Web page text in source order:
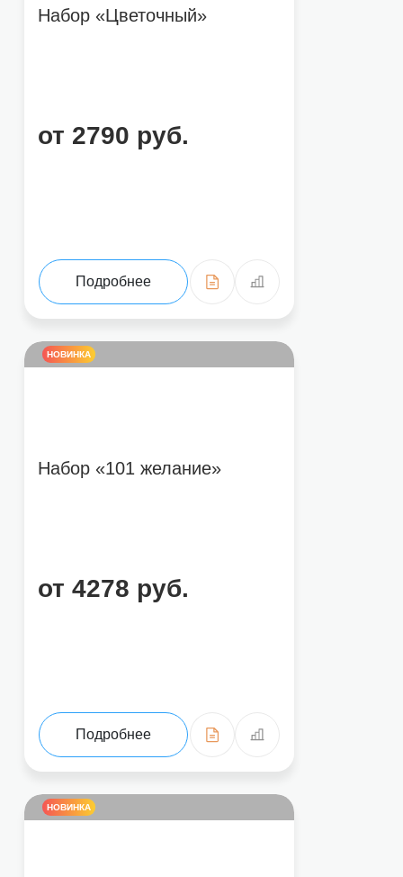
Набор «Цветочный»
от 2790 руб.
Подробнее
НОВИНКА
Набор «101 желание»
от 4278 руб.
Подробнее
НОВИНКА